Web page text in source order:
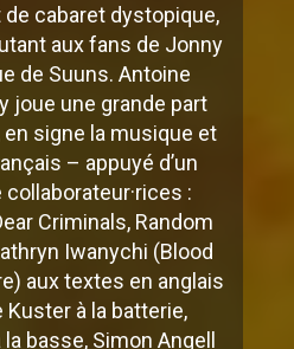
cabaret dystopique,
aux fans de Jonny
de Suuns. Antoine
joue une grande part
signe la musique et
– appuyé d’un
:
Criminals, Random
Iwanychi (Blood
aux textes en anglais
Kuster à la batterie,
basse, Simon Angell